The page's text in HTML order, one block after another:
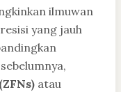
ilmuwan
yang jauh
atau